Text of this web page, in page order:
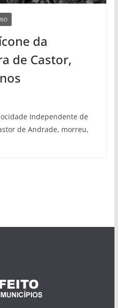
da
de Castor,
Independente de
de Andrade, morreu,